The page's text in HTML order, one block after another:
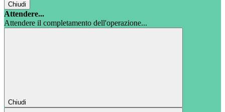
Chiudi
Attendere...
Attendere il completamento dell'operazione...
Chiudi